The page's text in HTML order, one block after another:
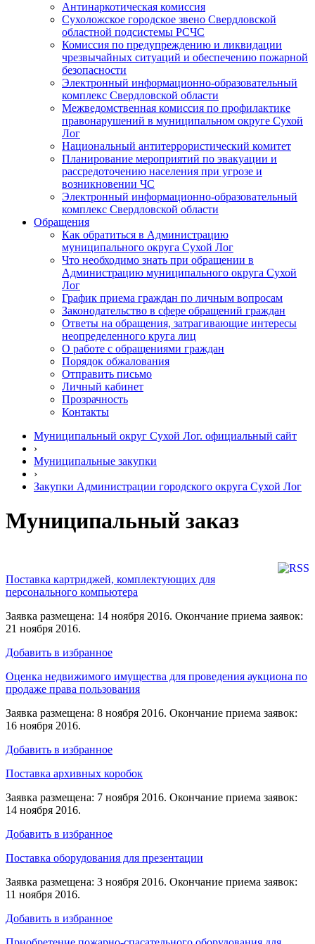
Антинаркотическая комиссия
Сухоложское городское звено Свердловской
областной подсистемы РСЧС
Комиссия по предупреждению и ликвидации
чрезвычайных ситуаций и обеспечению пожарной
безопасности
Электронный информационно-образовательный
комплекс Cвердловской области
Межведомственная комиссия по профилактике
правонарушений в муниципальном округе Сухой
Лог
Национальный антитеррористический комитет
Планирование мероприятий по эвакуации и
рассредоточению населения при угрозе и
возникновении ЧС
Электронный информационно-образовательный
комплекс Свердловской области
Обращения
Как обратиться в Администрацию
муниципального округа Сухой Лог
Что необходимо знать при обращении в
Администрацию муниципального округа Сухой
Лог
График приема граждан по личным вопросам
Законодательство в сфере обращений граждан
Ответы на обращения, затрагивающие интересы
неопределенного круга лиц
О работе с обращениями граждан
Порядок обжалования
Отправить письмо
Личный кабинет
Прозрачность
Контакты
Муниципальный округ Сухой Лог. официальный сайт
›
Муниципальные закупки
›
Закупки Администрации городского округа Сухой Лог
Муниципальный заказ
Поставка картриджей, комплектующих для
персонального компьютера
Заявка размещена: 14 ноября 2016. Окончание приема заявок:
21 ноября 2016.
Добавить в избранное
Оценка недвижимого имущества для проведения аукциона по
продаже права пользования
Заявка размещена: 8 ноября 2016. Окончание приема заявок:
16 ноября 2016.
Добавить в избранное
Поставка архивных коробок
Заявка размещена: 7 ноября 2016. Окончание приема заявок:
14 ноября 2016.
Добавить в избранное
Поставка оборудования для презентации
Заявка размещена: 3 ноября 2016. Окончание приема заявок:
11 ноября 2016.
Добавить в избранное